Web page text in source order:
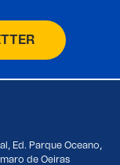
Ed. Parque Oceano,
de Oeiras